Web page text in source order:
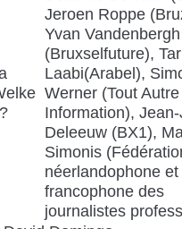
Jeroen Roppe
Yvan Vandenbergh
(Bruxselfuture),
Laabi(Arabel),
Werner (Tout Autre
Information),
Deleeuw (BX1),
Simonis
néerlandophone et
francophone des
journalistes